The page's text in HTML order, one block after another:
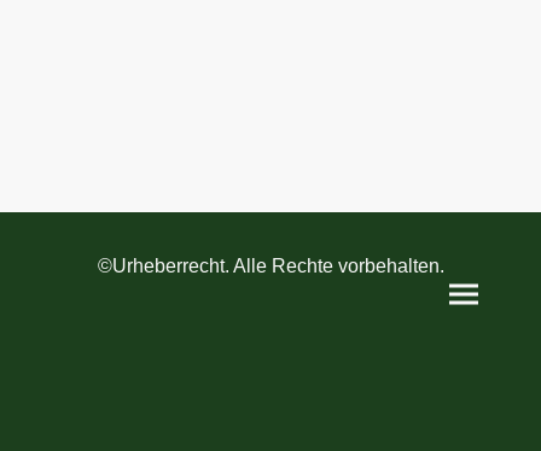
©Urheberrecht. Alle Rechte vorbehalten.